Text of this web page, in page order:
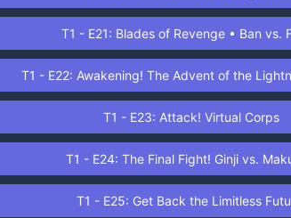
T1 - E21: Blades of Revenge • Ban vs.
T1 - E22: Awakening! The Advent of the
T1 - E23: Attack! Virtual Corps
T1 - E24: The Final Fight! Ginji vs.
T1 - E25: Get Back the Limitless